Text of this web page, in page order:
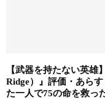
【武器を持たない英雄
Ridge）』評価・あら
た一人で75の命を救っ